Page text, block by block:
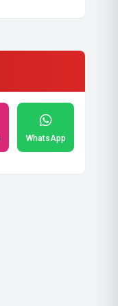
WhatsApp